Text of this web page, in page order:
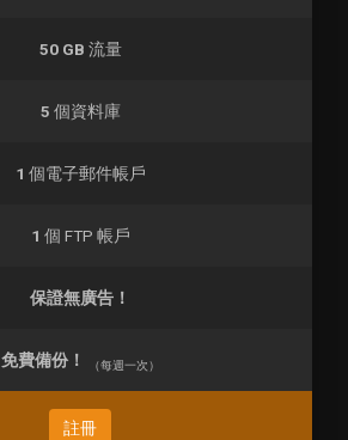
50 GB 流量
5 個資料庫
1 個電子郵件帳戶
1 個 FTP 帳戶
保證無廣告！
免費備份！ （每週一次）
註冊